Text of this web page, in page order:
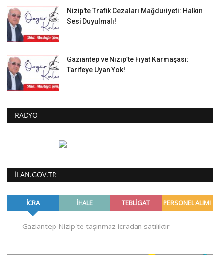
Nizip'te Trafik Cezaları Mağduriyeti: Halkın
Sesi Duyulmalı!
Gaziantep ve Nizip’te Fiyat Karmaşası:
Tarifeye Uyan Yok!
RADYO
ILAN.GOV.TR